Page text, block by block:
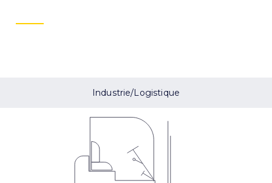
Industrie/Logistique